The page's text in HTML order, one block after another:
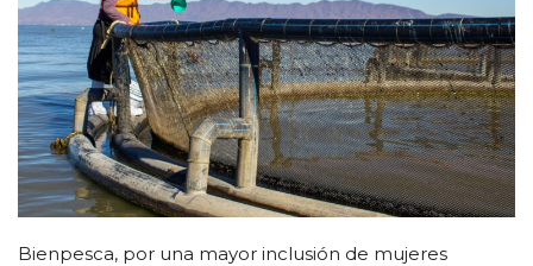
Bienpesca, por una mayor inclusión de mujeres